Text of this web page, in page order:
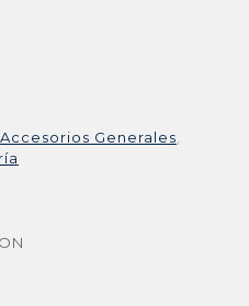
Accesorios Generales,